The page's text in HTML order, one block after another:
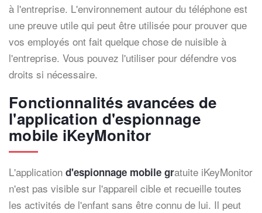
à l'entreprise. L'environnement autour du téléphone est
une preuve utile qui peut être utilisée pour prouver que
vos employés ont fait quelque chose de nuisible à
l'entreprise. Vous pouvez l'utiliser pour défendre vos
droits si nécessaire.
Fonctionnalités avancées de
l'application d'espionnage
mobile iKeyMonitor
L'application d'espionnage mobile gratuite iKeyMonitor
n'est pas visible sur l'appareil cible et recueille toutes
les activités de l'enfant sans être connu de lui. Il peut